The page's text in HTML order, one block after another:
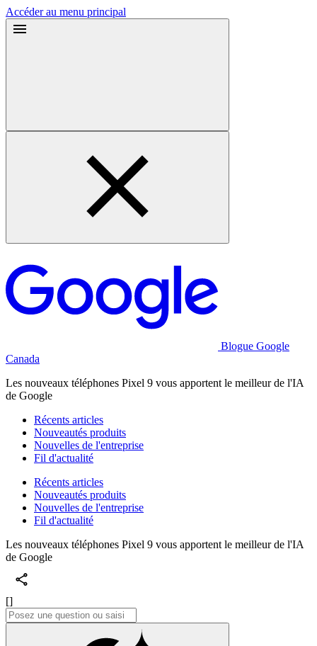
Accéder au menu principal
Blogue Google
Canada
Les nouveaux téléphones Pixel 9 vous apportent le meilleur de l'IA
de Google
Récents articles
Nouveautés produits
Nouvelles de l'entreprise
Fil d'actualité
Récents articles
Nouveautés produits
Nouvelles de l'entreprise
Fil d'actualité
Les nouveaux téléphones Pixel 9 vous apportent le meilleur de l'IA
de Google
[]